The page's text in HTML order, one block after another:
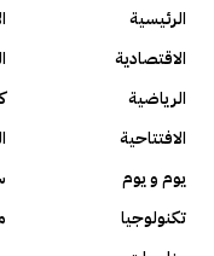
الرئيسية
الاقتصادية
الرياضية
الافتتاحية
يوم و يوم
تكنولوجيا